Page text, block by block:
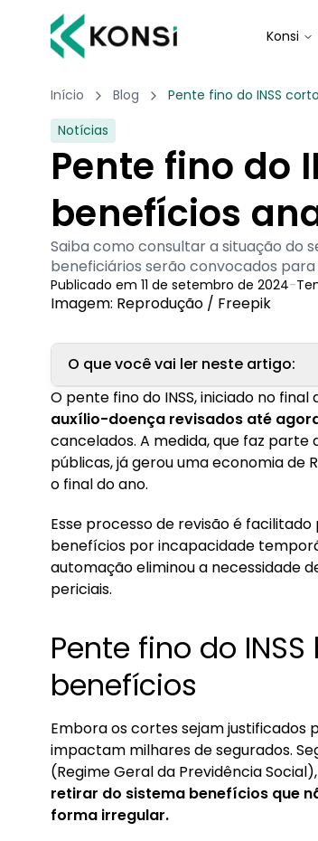
Konsi
Início Blog
Pente fino do INSS
Notícias
Pente fino do
benefícios
Saiba como consultar a situação do
beneficiários serão convocados
Publicado em 11 de setembro de 2024-
Imagem: Reprodução / Freepik
O que você vai ler neste artigo:
1. Pente fino do INSS busca
2. Como saber se meu benefício
O pente fino do INSS, iniciado no final
auxílio-doença revisados até
cancelados. A medida, que faz
públicas, já gerou uma economia de
o final do ano.
Esse processo de revisão é
benefícios por incapacidade
automação eliminou a necessidade
periciais.
Pente fino do
benefícios
Embora os cortes sejam justificados
impactam milhares de segurados.
(Regime Geral da Previdência
retirar do sistema benefícios que
forma irregular.